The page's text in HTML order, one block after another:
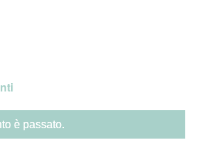
è passato.